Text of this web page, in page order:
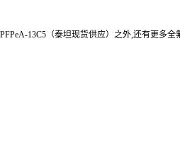
13C5（泰坦现货供应）之外,还有更多